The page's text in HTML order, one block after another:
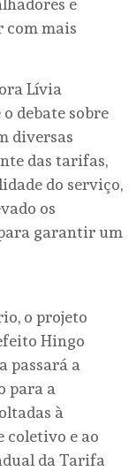
e
com mais
Lívia
debate sobre
diversas
das tarifas,
do serviço,
os
garantir um
o projeto
Hingo
passará a
para a
à
coletivo e ao
da Tarifa